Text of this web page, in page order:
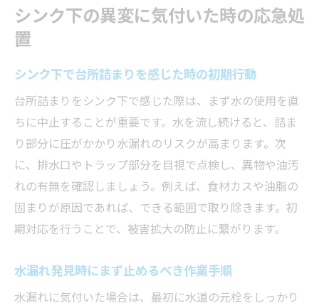
シンク下の異変に気付いた時の応急処
置
シンク下で台所詰まりを感じた時の初期行動
台所詰まりをシンク下で感じた際は、まず水の使用を直
ちに中止することが重要です。水を流し続けると、詰ま
り部分に圧がかかり水漏れのリスクが高まります。次
に、排水口やトラップ部分を目視で点検し、異物や油汚
れの有無を確認しましょう。例えば、食材カスや油脂の
固まりが原因であれば、できる範囲で取り除きます。初
期対応を行うことで、被害拡大の防止に繋がります。
水漏れ発見時にまず止めるべき作業手順
水漏れに気付いた場合は、最初に水道の元栓をしっかり